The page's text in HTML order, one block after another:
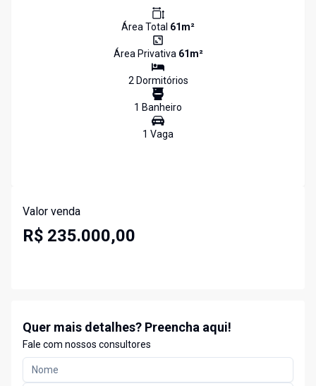
Área Total 61m²
Área Privativa 61m²
2Dormitórios
1 Banheiro
1 Vaga
Valor venda
R$ 235.000,00
Quer mais detalhes? Preencha aqui!
Fale com nossos consultores